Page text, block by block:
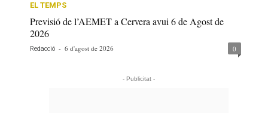
EL TEMPS
Previsió de l’AEMET a Cervera avui 6 de Agost de
2026
Redacció - 6 d'agost de 2026 0
- Publicitat -